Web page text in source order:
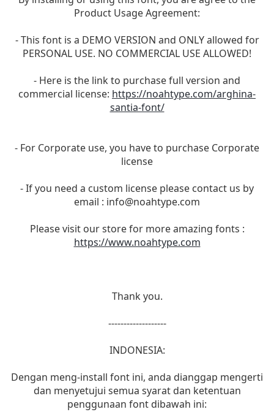
Product Usage Agreement:
- This font is a DEMO VERSION and ONLY allowed for
PERSONAL USE. NO COMMERCIAL USE ALLOWED!
- Here is the link to purchase full version and
commercial license: https://noahtype.com/arghina-
santia-font/
- For Corporate use, you have to purchase Corporate
license
- If you need a custom license please contact us by
email : info@noahtype.com
Please visit our store for more amazing fonts :
https://www.noahtype.com
Thank you.
-------------------
INDONESIA:
Dengan meng-install font ini, anda dianggap mengerti
dan menyetujui semua syarat dan ketentuan
penggunaan font dibawah ini: